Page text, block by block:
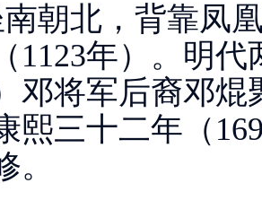
朝北，背靠凤
1123年）。明
）邓将军后裔邓
熙三十二年（